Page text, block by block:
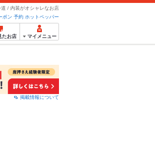
/ 内装がオシャレなお店
ポン 予約 ホットペッパー
たお店 マイメニュー
掲載情報について